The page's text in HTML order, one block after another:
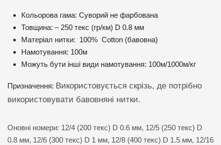
Кольорова гама: Суворий не фарбована
Товщина: – 250 текс (гр/км) D 0.8 мм
Матеріал нитки: 100% Cotton (бавовна)
Намотування: 100м
Можуть бути інші види намотування: 100м/1000м/кг
Призначення: Використовується скрізь, де потрібно
використовувати бавовняні нитки.
Оновні номери: 12/4 (200 текс) D 0.6 мм, 12/5 (250 текс) D
0.8 мм, 12/6 (300 текс) D 1 мм, 12/8 (400 текс) D 1.5 мм, 12/16